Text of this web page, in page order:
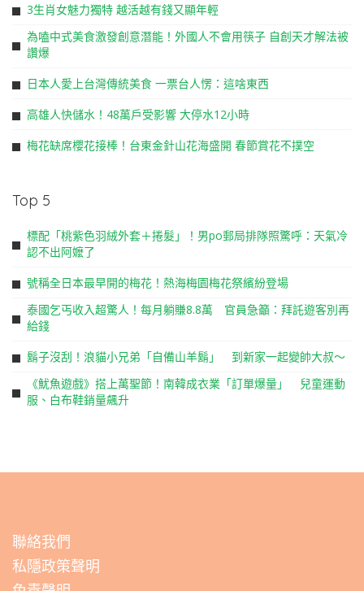
3生肖女魅力獨特 越活越有錢又顯年輕
為嗑中式美食激發創意潛能！外國人不會用筷子 自創天才解法被
讚爆
日本人愛上台灣傳統美食 一票台人愣：這啥東西
高雄人快儲水！48萬戶受影響 大停水12小時
梅花缺席櫻花接棒！台東金針山花海盛開 春節賞花不撲空
Top 5
標配「桃紫色羽絨外套＋捲髮」！男po郵局排隊照驚呼：天氣冷
認不出阿嬤了
號稱全日本最早開的梅花！熱海梅園梅花祭繽紛登場
泰國乞丐收入超驚人！每月躺賺8.8萬 官員急籲：拜託遊客別再
給錢
鬍子沒刮！浪貓小兄弟「自備山羊鬍」 到新家一起變帥大叔～
《魷魚遊戲》搭上萬聖節！南韓成衣業「訂單爆量」 兒童運動
服、白布鞋銷量飆升
聯絡我們
私隱政策聲明